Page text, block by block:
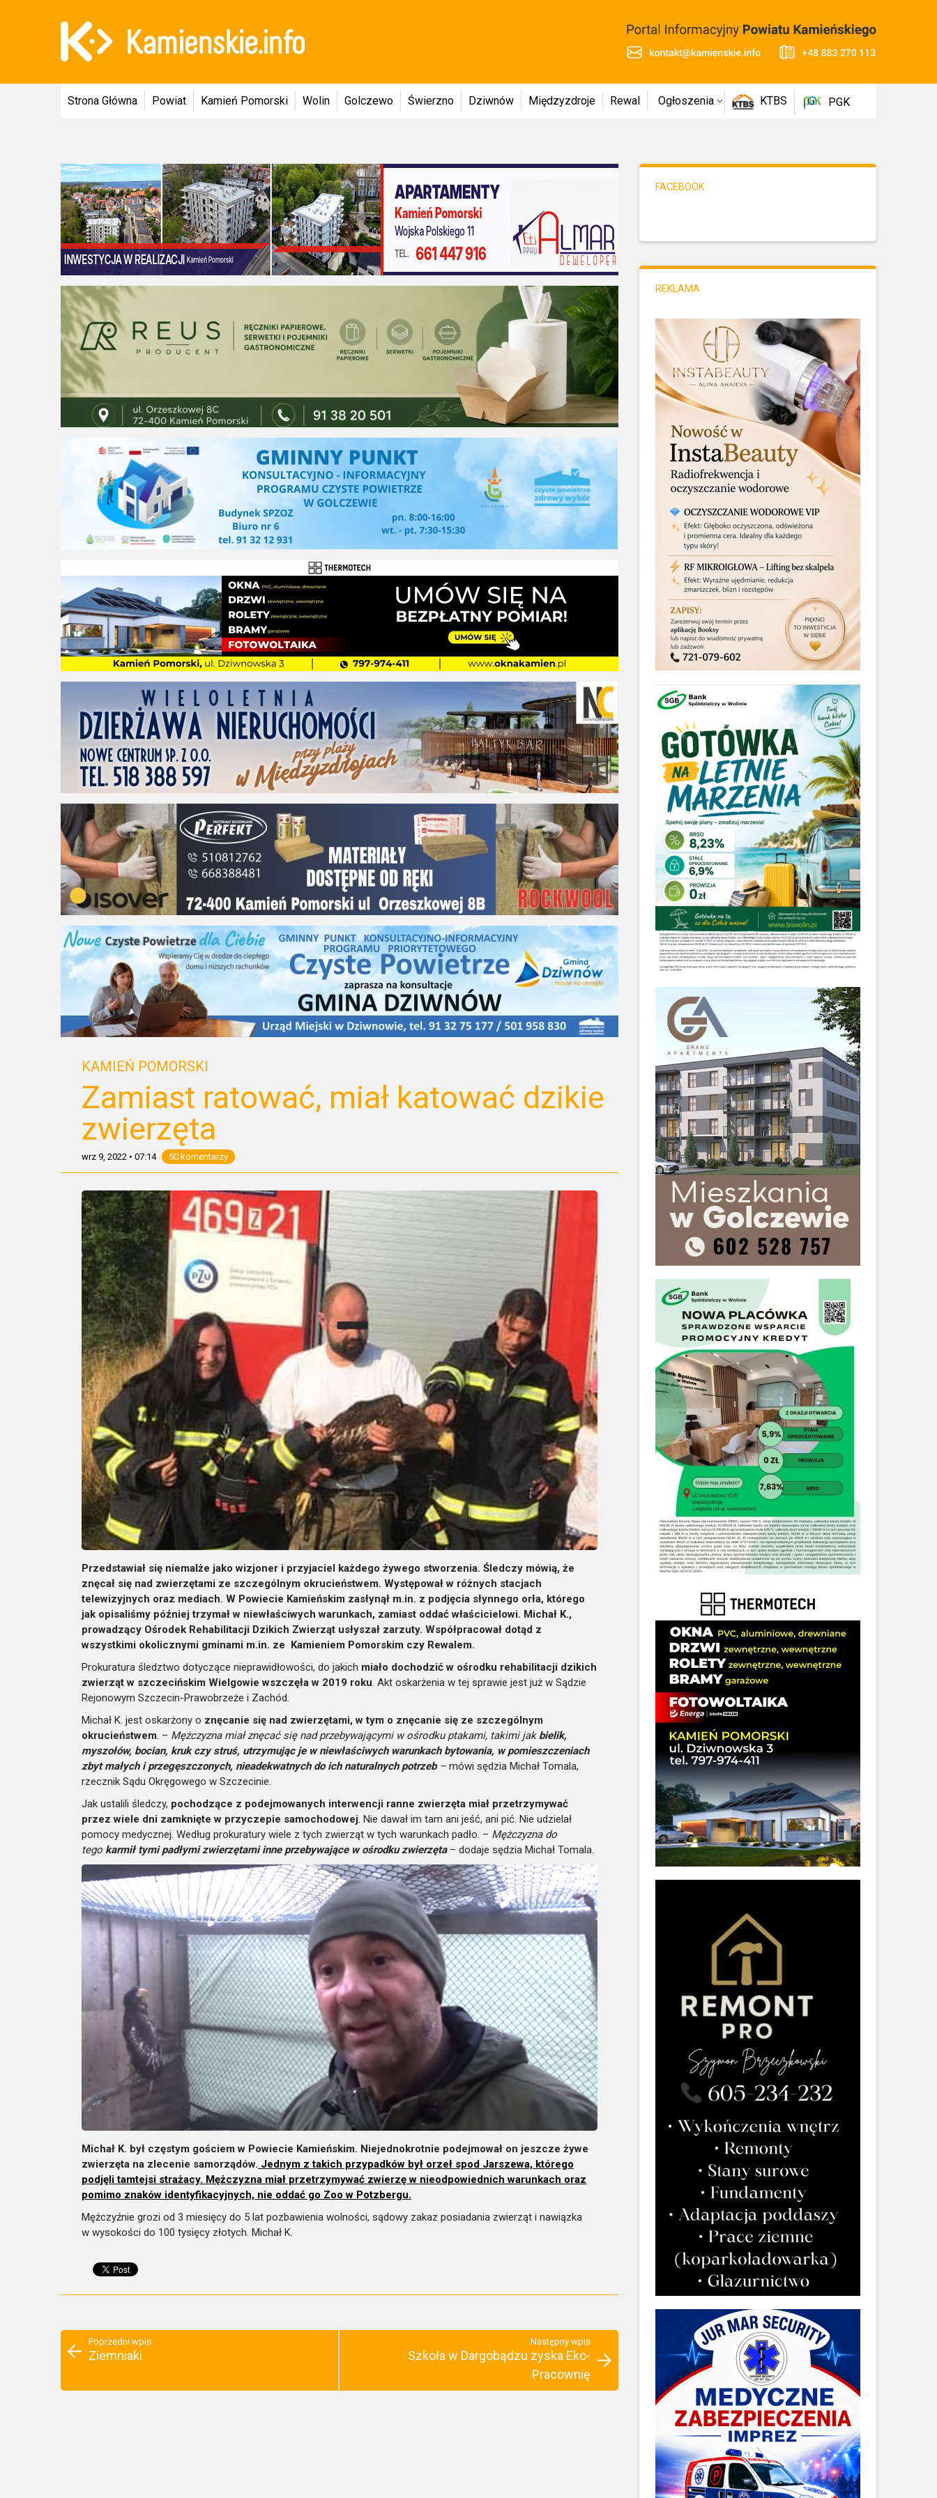
Strona Główna Powiat Kamień Pomorski Wolin Golczewo Świerzno Dziwnów Międzyzdroje Rewal Ogłoszenia KTBS PGK
KAMIEŃ POMORSKI
Zamiast ratować, miał katować dzikie
zwierzęta
wrz 9, 2022 • 07:14 50 komentarzy
Przedstawiał się niemalże jako wizjoner i przyjaciel każdego żywego stworzenia. Śledczy mówią, że
znęcał się nad zwierzętami ze szczególnym okrucieństwem. Występował w różnych stacjach
telewizyjnych oraz mediach. W Powiecie Kamieńskim zasłynął m.in. z podjęcia słynnego orła, którego
jak opisaliśmy później trzymał w niewłaściwych warunkach, zamiast oddać właścicielowi. Michał K.,
prowadzący Ośrodek Rehabilitacji Dzikich Zwierząt usłyszał zarzuty. Współpracował dotąd z
wszystkimi okolicznymi gminami m.in. ze Kamieniem Pomorskim czy Rewalem.
Prokuratura śledztwo dotyczące nieprawidłowości, do jakich miało dochodzić w ośrodku rehabilitacji dzikich
zwierząt w szczecińskim Wielgowie wszczęła w 2019 roku. Akt oskarżenia w tej sprawie jest już w Sądzie
Rejonowym Szczecin-Prawobrzeże i Zachód.
Michał K. jest oskarżony o znęcanie się nad zwierzętami, w tym o znęcanie się ze szczególnym
okrucieństwem. – Mężczyzna miał znęcać się nad przebywającymi w ośrodku ptakami, takimi jak bielik,
myszołów, bocian, kruk czy struś, utrzymując je w niewłaściwych warunkach bytowania, w pomieszczeniach
zbyt małych i przegęszczonych, nieadekwatnych do ich naturalnych potrzeb– mówi sędzia Michał Tomala,
rzecznik Sądu Okręgowego w Szczecinie.
Jak ustalili śledczy, pochodzące z podejmowanych interwencji ranne zwierzęta miał przetrzymywać
przez wiele dni zamknięte w przyczepie samochodowej. Nie dawał im tam ani jeść, ani pić. Nie udzielał
pomocy medycznej. Według prokuratury wiele z tych zwierząt w tych warunkach padło. – Mężczyzna do
tego karmił tymi padłymi zwierzętami inne przebywające w ośrodku zwierzęta – dodaje sędzia Michał Tomala.
Michał K. był częstym gościem w Powiecie Kamieńskim. Niejednokrotnie podejmował on jeszcze żywe
zwierzęta na zlecenie samorządów. Jednym z takich przypadków był orzeł spod Jarszewa, którego
podjęli tamtejsi strażacy. Mężczyzna miał przetrzymywać zwierzę w nieodpowiednich warunkach oraz
pomimo znaków identyfikacyjnych, nie oddać go Zoo w Potzbergu.
Mężczyźnie grozi od 3 miesięcy do 5 lat pozbawienia wolności, sądowy zakaz posiadania zwierząt i nawiązka
w wysokości do 100 tysięcy złotych. Michał K.
Poprzedni wpis
Ziemniaki
Następny wpis
Szkoła w Dargobądzu zyska Eko-
Pracownię
FACEBOOK
REKLAMA